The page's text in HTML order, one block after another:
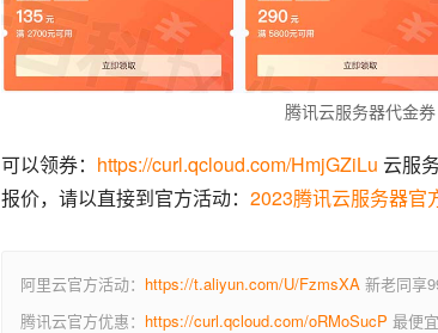
腾讯云服务器代金券
可以领券： https://curl.qcloud.com/HmjGZiLu 云服
报价，请以直接到官方活动： 2023腾讯云服务器官
阿里云官方活动： https://t.aliyun.com/U/FzmsXA 新老同享
腾讯云官方优惠： https://curl.qcloud.com/oRMoSucP 最便